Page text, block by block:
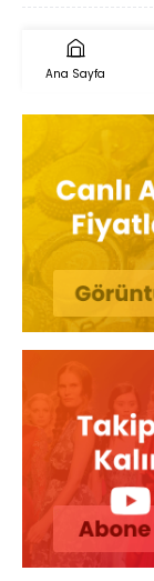
Ana Sayfa